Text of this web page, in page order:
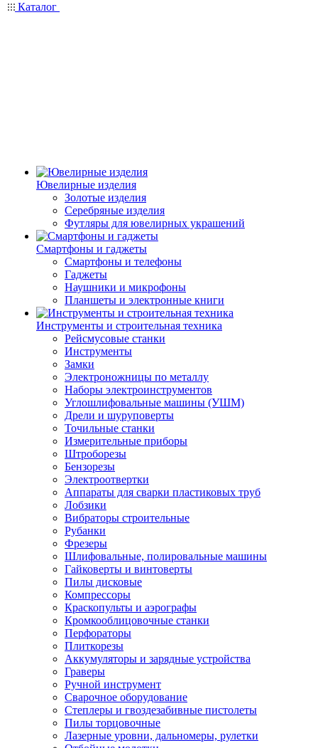
Каталог
Ювелирные изделия
Золотые изделия
Серебряные изделия
Футляры для ювелирных украшений
Смартфоны и гаджеты
Смартфоны и телефоны
Гаджеты
Наушники и микрофоны
Планшеты и электронные книги
Инструменты и строительная техника
Рейсмусовые станки
Инструменты
Замки
Электроножницы по металлу
Наборы электроинструментов
Углошлифовальные машины (УШМ)
Дрели и шуруповерты
Точильные станки
Измерительные приборы
Штроборезы
Бензорезы
Электроотвертки
Аппараты для сварки пластиковых труб
Лобзики
Вибраторы строительные
Рубанки
Фрезеры
Шлифовальные, полировальные машины
Гайковерты и винтоверты
Пилы дисковые
Компрессоры
Краскопульты и аэрографы
Кромкооблицовочные станки
Перфораторы
Плиткорезы
Аккумуляторы и зарядные устройства
Граверы
Ручной инструмент
Сварочное оборудование
Степлеры и гвоздезабивные пистолеты
Пилы торцовочные
Лазерные уровни, дальномеры, рулетки